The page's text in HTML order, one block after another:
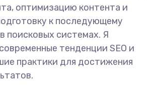
оптимизацию контента и
к последующему
поисковых системах. Я
тенденции SEO и
практики для достижения